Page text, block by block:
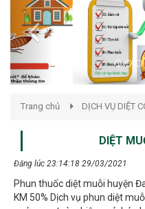
Trang chủ DỊCH VỤ DIỆT
DIỆT
Đăng lúc 23:14:18 29/03/2021
KM 50% Dịch vụ phun diệt
xưởng an toàn, hiệu quả, bảo
hành